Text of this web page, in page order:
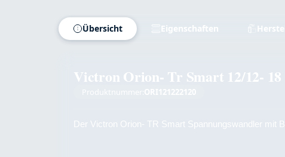
Übersicht Eigenschaften
Victron Orion- Tr Smart 12/12- 18
Produktnummer: ORI121222120
Der Victron Orion- TR Smart Spannungswandler mit